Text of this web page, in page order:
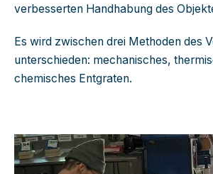
verbesserten Handhabung des
Es wird zwischen drei Methoden des
unterschieden: mechanisches,
chemisches Entgraten.